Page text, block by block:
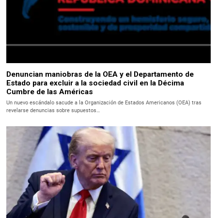
Denuncian maniobras de la OEA y el Departamento de
Estado para excluir a la sociedad civil en la Décima
Cumbre de las Américas
Un nuevo escándalo sacude a la Organización de Estados Americanos (OEA) tras
revelarse denuncias sobre supuestos…